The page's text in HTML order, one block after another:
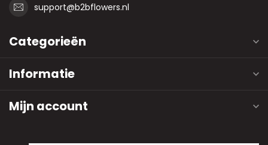
support@b2bflowers.nl
Categorieën
Informatie
Mijn account